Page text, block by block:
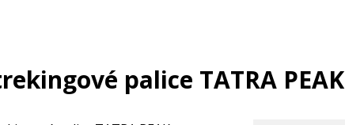
palice TATRA PEAK